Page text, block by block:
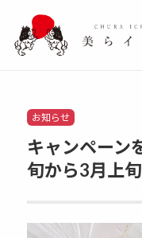
Categories
お知らせ
キャンペーン
旬から3月上旬